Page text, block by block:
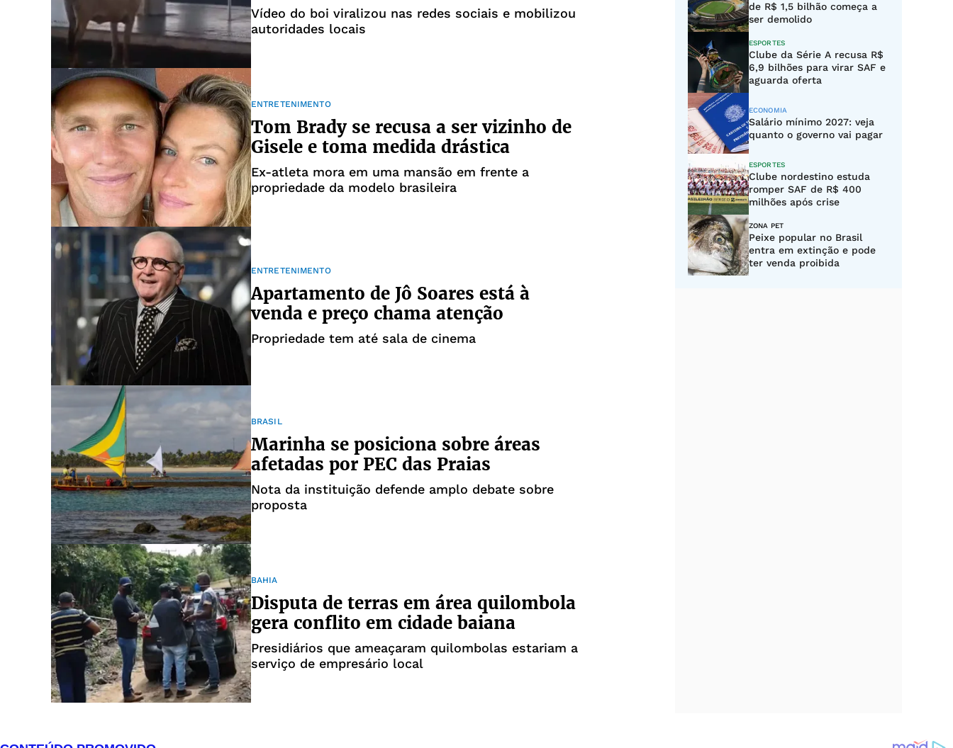
Vídeo do boi viralizou nas redes sociais e mobilizou
autoridades locais
ENTRETENIMENTO
Tom Brady se recusa a ser vizinho de
Gisele e toma medida drástica
Ex-atleta mora em uma mansão em frente a
propriedade da modelo brasileira
ENTRETENIMENTO
Apartamento de Jô Soares está à
venda e preço chama atenção
Propriedade tem até sala de cinema
BRASIL
Marinha se posiciona sobre áreas
afetadas por PEC das Praias
Nota da instituição defende amplo debate sobre
proposta
BAHIA
Disputa de terras em área quilombola
gera conflito em cidade baiana
Presidiários que ameaçaram quilombolas estariam a
serviço de empresário local
de R$ 1,5 bilhão começa a
ser demolido
ESPORTES
Clube da Série A recusa R$
6,9 bilhões para virar SAF e
aguarda oferta
ECONOMIA
Salário mínimo 2027: veja
quanto o governo vai pagar
ESPORTES
Clube nordestino estuda
romper SAF de R$ 400
milhões após crise
ZONA PET
Peixe popular no Brasil
entra em extinção e pode
ter venda proibida